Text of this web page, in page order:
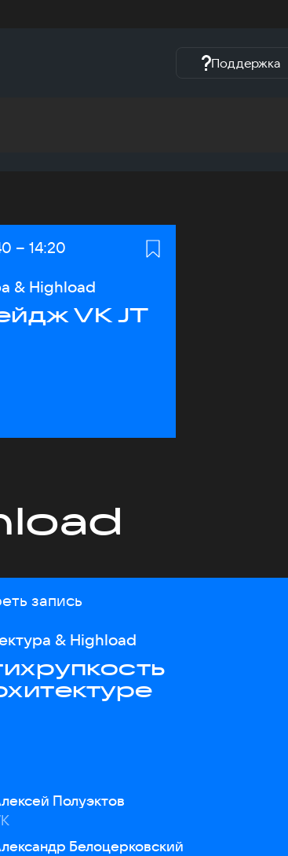
Поддержка
– Конец:
14:20
& Highload
VK JT
запись
& Highload
Полуэктов
Белоцерковский